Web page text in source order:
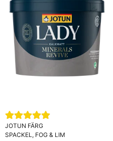
JOTUN FÄRG
SPACKEL, FOG & LIM